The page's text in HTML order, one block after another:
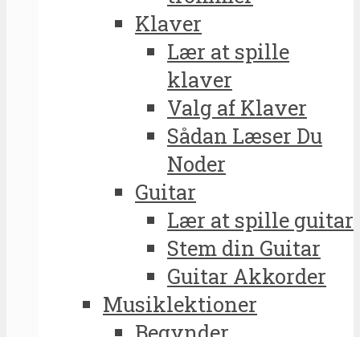
Klaver
Lær at spille
klaver
Valg af Klaver
Sådan Læser Du
Noder
Guitar
Lær at spille guitar
Stem din Guitar
Guitar Akkorder
Musiklektioner